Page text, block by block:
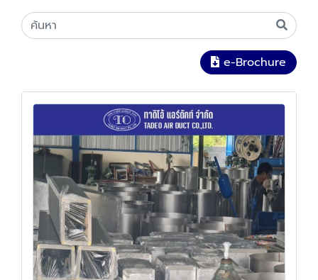
e-Brochure